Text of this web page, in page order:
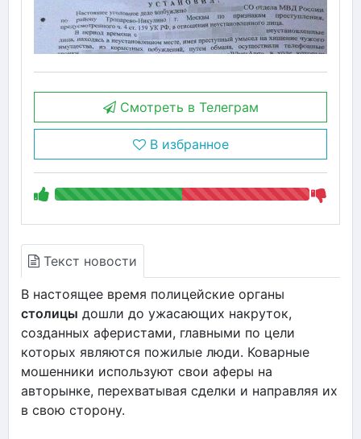
Смотреть в Телеграм
В избранное
Текст новости
В настоящее время полицейские органы
столицы дошли до ужасающих накруток,
созданных аферистами, главными по цели
которых являются пожилые люди. Коварные
мошенники используют свои аферы на
авторынке, перехватывая сделки и направляя их
в свою сторону.